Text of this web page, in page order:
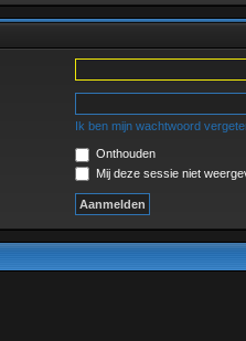
Ik ben mijn wachtwoord
Onthouden
Mij deze sessie niet